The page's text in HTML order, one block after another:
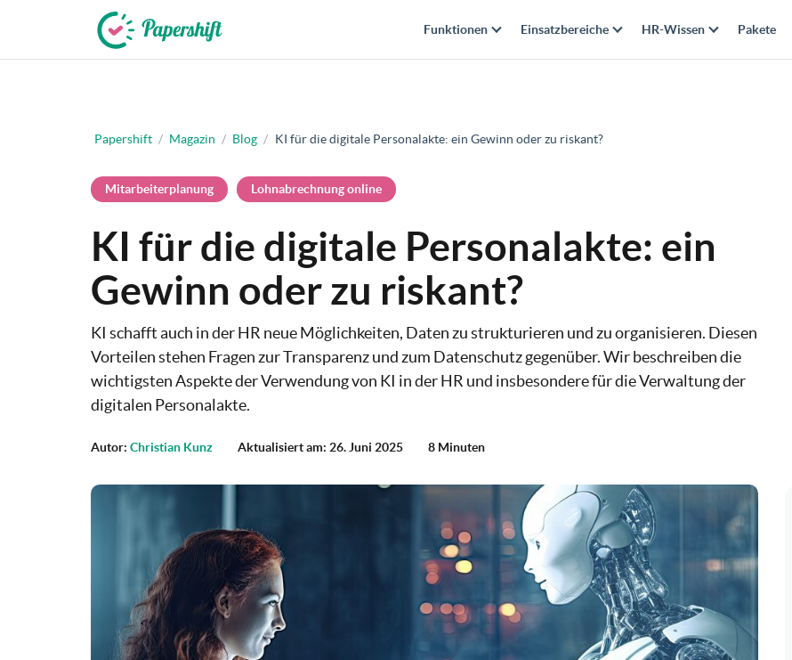
Funktionen Einsatzbereiche HR-Wissen Pakete
Papershift / Magazin / Blog / KI für die digitale Personalakte: ein Gewinn oder zu riskant?
Mitarbeiterplanung Lohnabrechnung online
KI für die digitale Personalakte: ein
Gewinn oder zu riskant?
KI schafft auch in der HR neue Möglichkeiten, Daten zu strukturieren und zu organisieren. Diesen
Vorteilen stehen Fragen zur Transparenz und zum Datenschutz gegenüber. Wir beschreiben die
wichtigsten Aspekte der Verwendung von KI in der HR und insbesondere für die Verwaltung der
digitalen Personalakte.
Autor: Christian Kunz Aktualisiert am: 26. Juni 2025 8 Minuten